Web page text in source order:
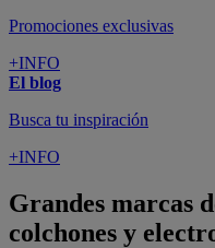
Promociones exclusivas
+INFO
El blog
Busca tu inspiración
+INFO
Grandes marcas
colchones y